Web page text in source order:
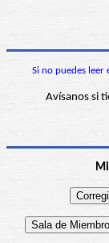
Si no puedes leer
Avísanos si